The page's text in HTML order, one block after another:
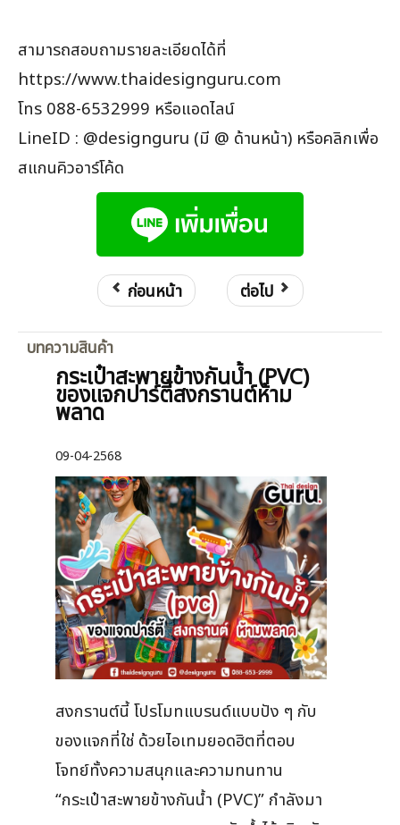
สามารถสอบถามรายละเอียดได้ที่
https://www.thaidesignguru.com
โทร 088-6532999 หรือแอดไลน์
LineID : @designguru (มี @ ด้านหน้า) หรือคลิกเพื่อ
สแกนคิวอาร์โค้ด
ก่อนหน้า ต่อไป
บทความสินค้า
กระเป๋าสะพายข้างกันน้ำ (PVC)
ของแจกปาร์ตี้สงกรานต์ห้าม
พลาด
09-04-2568
สงกรานต์นี้ โปรโมทแบรนด์แบบปัง ๆ กับ
ของแจกที่ใช่ ด้วยไอเทมยอดฮิตที่ตอบ
โจทย์ทั้งความสนุกและความทนทาน
“กระเป๋าสะพายข้างกันน้ำ (PVC)” กำลังมา